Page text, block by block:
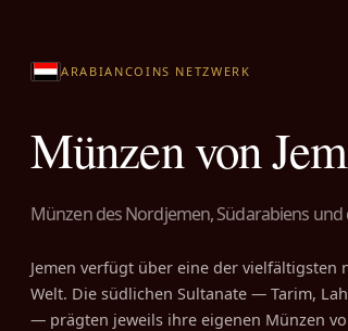
ARABIANCOINS NETZWERK
Münzen von
Münzen des Nordjemen, Südarabiens und
Jemen verfügt über eine der
Welt. Die südlichen Sultanate — Tarim,
— prägten jeweils ihre eigenen Münzen